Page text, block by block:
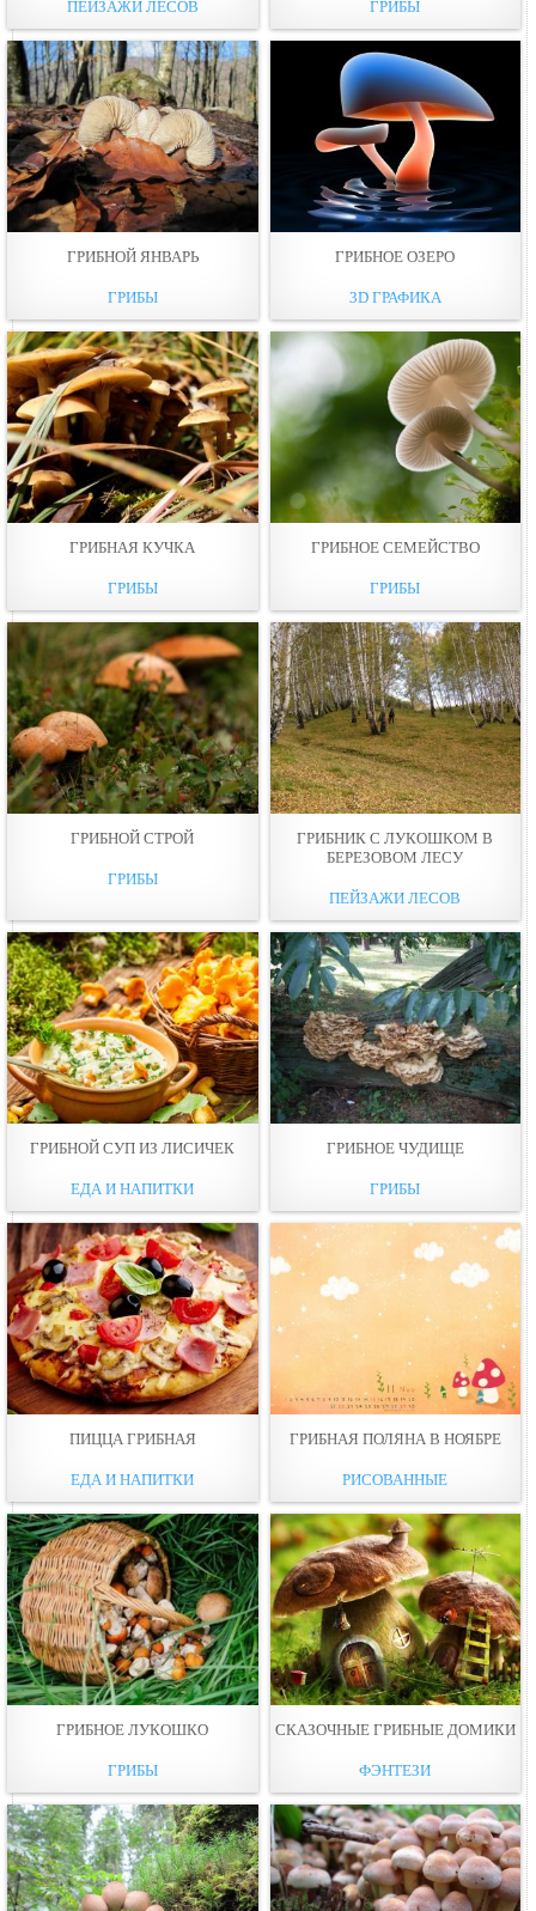
ПЕЙЗАЖИ ЛЕСОВ ГРИБЫ
ГРИБНОЙ ЯНВАРЬ
ГРИБЫ
ГРИБНОЕ ОЗЕРО
3D ГРАФИКА
ГРИБНАЯ КУЧКА
ГРИБЫ
ГРИБНОЕ СЕМЕЙСТВО
ГРИБЫ
ГРИБНОЙ СТРОЙ
ГРИБЫ
ГРИБНИК С ЛУКОШКОМ В
БЕРЕЗОВОМ ЛЕСУ
ПЕЙЗАЖИ ЛЕСОВ
ГРИБНОЙ СУП ИЗ ЛИСИЧЕК
ЕДА И НАПИТКИ
ГРИБНОЕ ЧУДИЩЕ
ГРИБЫ
ПИЦЦА ГРИБНАЯ
ЕДА И НАПИТКИ
ГРИБНАЯ ПОЛЯНА В НОЯБРЕ
РИСОВАННЫЕ
ГРИБНОЕ ЛУКОШКО
ГРИБЫ
СКАЗОЧНЫЕ ГРИБНЫЕ ДОМИКИ
ФЭНТЕЗИ